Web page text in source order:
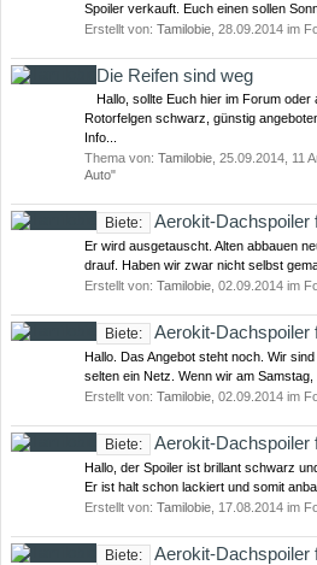
Spoiler verkauft. Euch einen sollen
Erstellt von: Tamilobie 28.09.2014 im
Die Reifen sind weg
Hallo, sollte Euch hier im Forum
Rotorfelgen schwarz, günstig
Info...
Thema von: Tamilobie 25.09.2014 , 11
Auto"
Biete: Aerokit-Dachspoiler
Er wird ausgetauscht. Alten abbauen
drauf. Haben wir zwar nicht selbst
Erstellt von: Tamilobie 02.09.2014 im
Biete: Aerokit-Dachspoiler
Hallo. Das Angebot steht noch. Wir
selten ein Netz. Wenn wir am Samstag,
Erstellt von: Tamilobie 02.09.2014 im
Biete: Aerokit-Dachspoiler
Hallo, der Spoiler ist brillant schwarz
Er ist halt schon lackiert und somit
Erstellt von: Tamilobie 17.08.2014 im
Biete: Aerokit-Dachspoiler